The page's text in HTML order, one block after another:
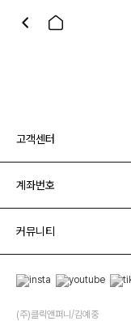
고객센터
계좌번호
커뮤니티
(주)클릭앤퍼니/김예중